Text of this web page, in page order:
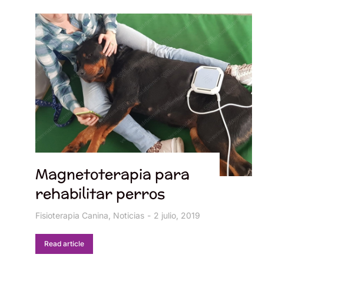
Magnetoterapia para
rehabilitar perros
Fisioterapia Canina Noticias 2 julio, 2019
Read article